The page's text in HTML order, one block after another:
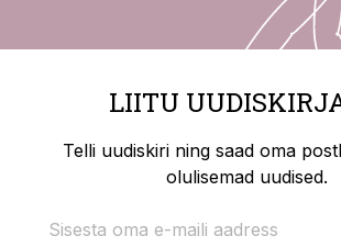
LIITU
Telli uudiskiri ning saad oma
olulisemad uudised.